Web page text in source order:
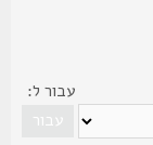
עבור ל: